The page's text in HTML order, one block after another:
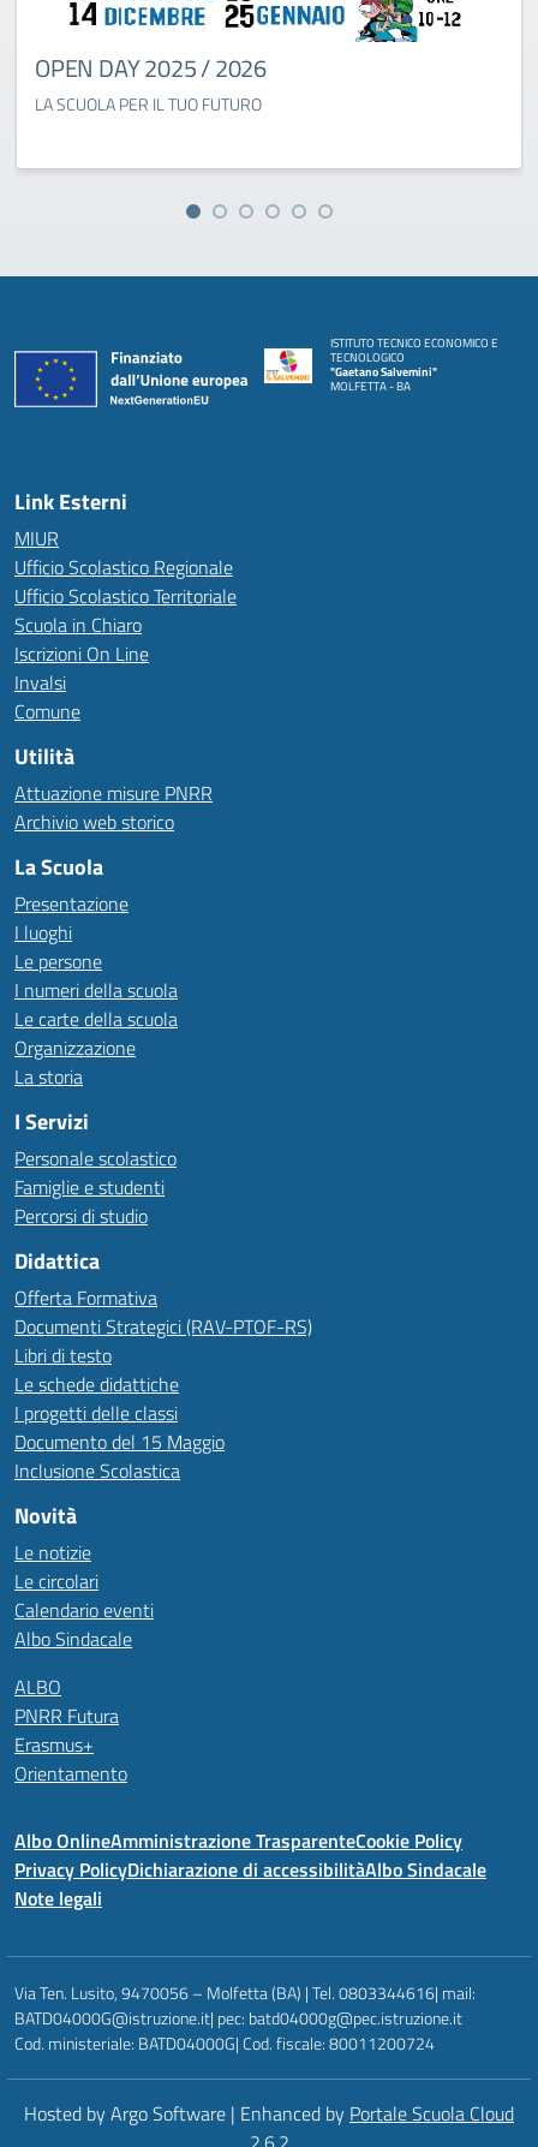
OPEN DAY 2025 / 2026
LA SCUOLA PER IL TUO FUTURO
ISTITUTO TECNICO ECONOMICO E
TECNOLOGICO
"Gaetano Salvemini"
MOLFETTA - BA
Link Esterni
MIUR
Ufficio Scolastico Regionale
Ufficio Scolastico Territoriale
Scuola in Chiaro
Iscrizioni On Line
Invalsi
Comune
Utilità
Attuazione misure PNRR
Archivio web storico
La Scuola
Presentazione
I luoghi
Le persone
I numeri della scuola
Le carte della scuola
Organizzazione
La storia
I Servizi
Personale scolastico
Famiglie e studenti
Percorsi di studio
Didattica
Offerta Formativa
Documenti Strategici (RAV-PTOF-RS)
Libri di testo
Le schede didattiche
I progetti delle classi
Documento del 15 Maggio
Inclusione Scolastica
Novità
Le notizie
Le circolari
Calendario eventi
Albo Sindacale
ALBO
PNRR Futura
Erasmus+
Orientamento
Albo OnlineAmministrazione TrasparenteCookie Policy
Privacy PolicyDichiarazione di accessibilitàAlbo Sindacale
Note legali
Via Ten. Lusito, 9470056 – Molfetta (BA) | Tel. 0803344616| mail:
BATD04000G@istruzione.it| pec: batd04000g@pec.istruzione.it
Cod. ministeriale: BATD04000G| Cod. fiscale: 80011200724
Hosted by Argo Software | Enhanced by Portale Scuola Cloud